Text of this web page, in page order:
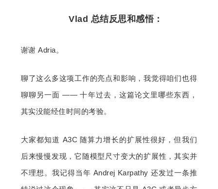
Vlad 总结反思和感悟：
谢谢 Adria。
聊了这么多这项工作的亮点和影响，我觉得咱们也得
聊聊另一面 —— 十年过去，这篇论文里哪些东西，
其实没能经住时间的考验。
大家都知道 A3C 随算力增长的扩展性很好，但我们
后来慢慢发现，它随模型尺寸变大的扩展性，其实并
不理想。我记得当年 Andrej Karpathy 还发过一条推